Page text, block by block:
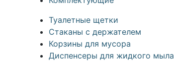
Туалетные щетки
Стаканы с держателем
Корзины для мусора
Диспенсеры для жидкого мыла